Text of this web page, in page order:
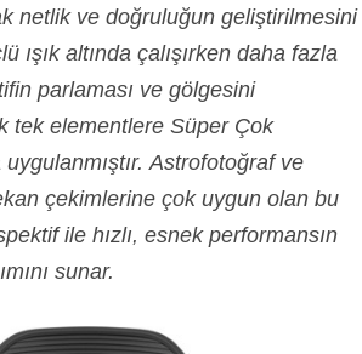
netlik ve doğruluğun geliştirilmesini
ışık altında çalışırken daha fazla
parlaması ve gölgesini
tek elementlere Süper Çok
Astrofotoğraf ve
çekimlerine çok uygun olan bu
ile hızlı, esnek performansın
sunar.